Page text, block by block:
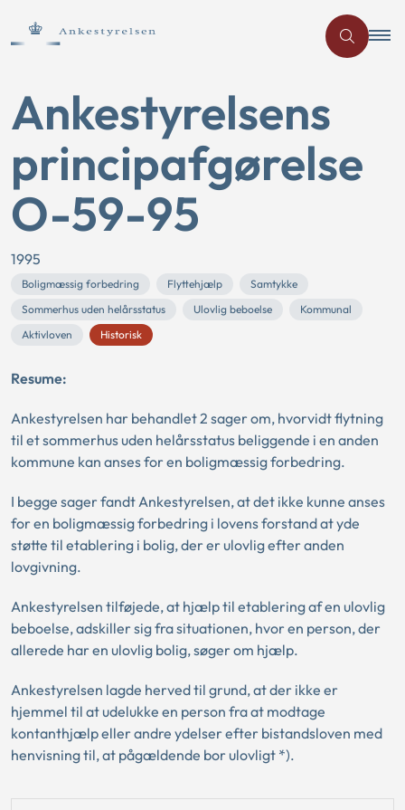
Ankestyrelsens
principafgørelse
O-59-95
1995
Boligmæssig forbedring Flyttehjælp
Samtykke
Sommerhus uden helårsstatus
Ulovlig beboelse
Kommunal
Aktivloven
Historisk
Resume:
Ankestyrelsen har behandlet 2 sager om, hvorvidt flytning
til et sommerhus uden helårsstatus beliggende i en anden
kommune kan anses for en boligmæssig forbedring.
I begge sager fandt Ankestyrelsen, at det ikke kunne anses
for en boligmæssig forbedring i lovens forstand at yde
støtte til etablering i bolig, der er ulovlig efter anden
lovgivning.
Ankestyrelsen tilføjede, at hjælp til etablering af en ulovlig
beboelse, adskiller sig fra situationen, hvor en person, der
allerede har en ulovlig bolig, søger om hjælp.
Ankestyrelsen lagde herved til grund, at der ikke er
hjemmel til at udelukke en person fra at modtage
kontanthjælp eller andre ydelser efter bistandsloven med
henvisning til, at pågældende bor ulovligt *).